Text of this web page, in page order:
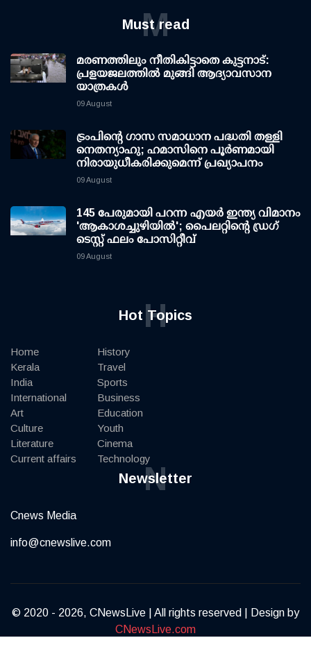
Must read
M
മരണത്തിലും നീതികിട്ടാതെ കുട്ടനാട്:
പ്രളയജലത്തില്‍ മുങ്ങി ആദ്യാവസാന
യാത്രകള്‍
09 August
ട്രംപിന്റെ ഗാസ സമാധാന പദ്ധതി തള്ളി
നെതന്യാഹു; ഹമാസിനെ പൂര്‍ണമായി
നിരായുധീകരിക്കുമെന്ന് പ്രഖ്യാപനം
09 August
145 പേരുമായി പറന്ന എയര്‍ ഇന്ത്യ വിമാനം
'ആകാശച്ചുഴിയില്‍'; പൈലറ്റിന്റെ ഡ്രഗ്
ടെസ്റ്റ് ഫലം പോസിറ്റീവ്
09 August
Hot Topics
H
Home
Kerala
India
International
Art
Culture
Literature
Current affairs
History
Travel
Sports
Business
Education
Youth
Cinema
Technology
Newsletter
N
Cnews Media
info@cnewslive.com
© 2020 - 2026, CNewsLive | All rights reserved | Design by
CNewsLive.com